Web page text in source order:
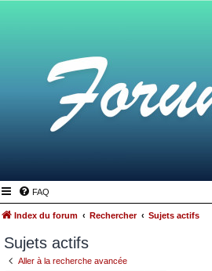
FAQ
Index du forum Rechercher Sujets actifs
Sujets actifs
Aller à la recherche avancée